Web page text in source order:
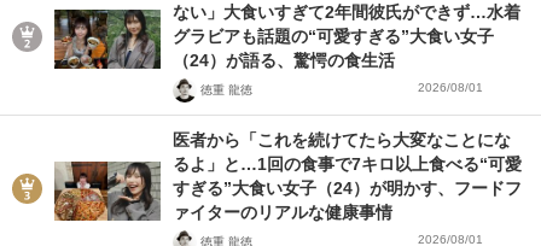
ない」大食いすぎて2年間彼氏ができず…水着
グラビアも話題の“可愛すぎる”大食い女子
（24）が語る、驚愕の食生活
徳重 龍徳 2026/08/01
医者から「これを続けてたら大変なことにな
るよ」と…1回の食事で7キロ以上食べる“可愛
すぎる”大食い女子（24）が明かす、フードフ
ァイターのリアルな健康事情
徳重 龍徳 2026/08/01